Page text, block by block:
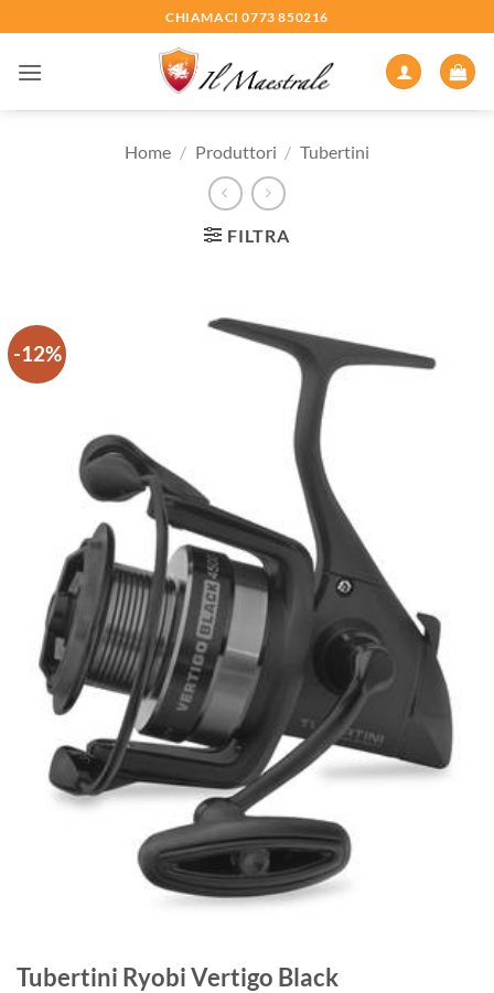
ai
contenuti
CHIAMACI 0773 850216
Home / Produttori / Tubertini
FILTRA
-12%
Tubertini Ryobi Vertigo Black